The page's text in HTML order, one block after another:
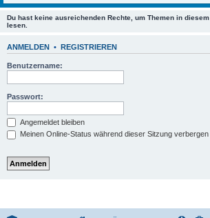
Du hast keine ausreichenden Rechte, um Themen in
lesen.
ANMELDEN • REGISTRIEREN
Benutzername:
Passwort:
Angemeldet bleiben
Meinen Online-Status während dieser Sitzung verbergen